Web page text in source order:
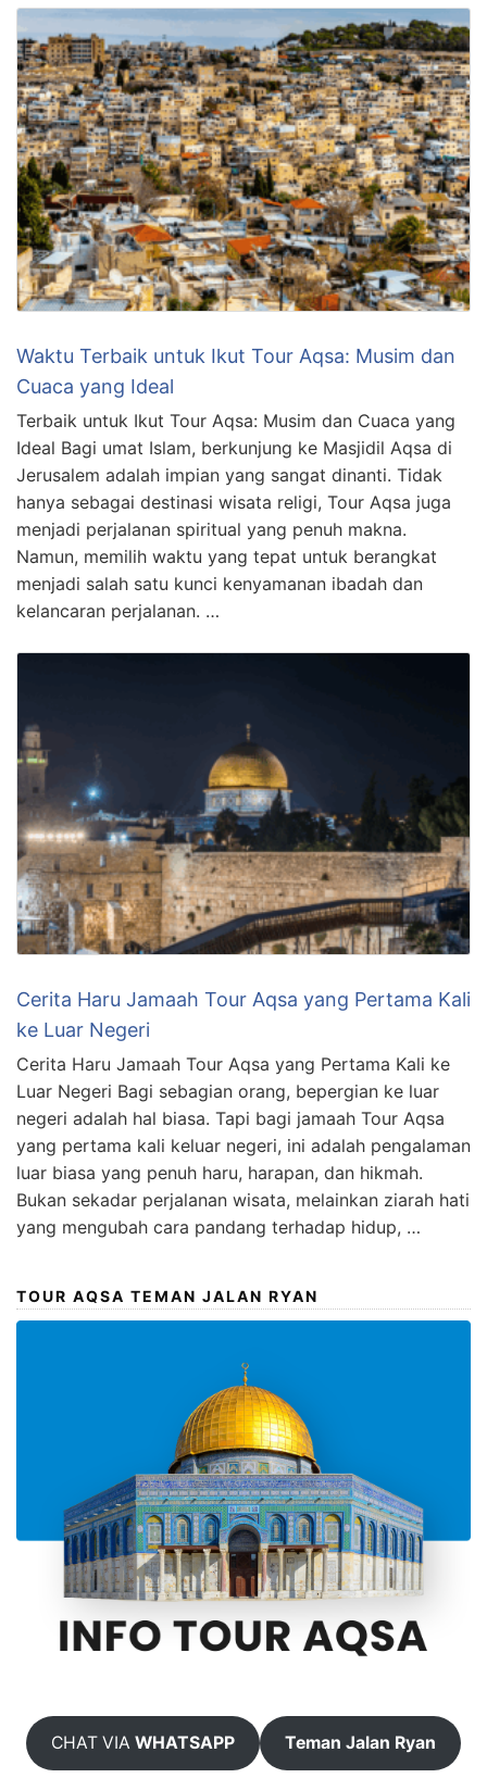
Waktu Terbaik untuk Ikut Tour Aqsa: Musim dan
Cuaca yang Ideal
Terbaik untuk Ikut Tour Aqsa: Musim dan Cuaca yang
Ideal Bagi umat Islam, berkunjung ke Masjidil Aqsa di
Jerusalem adalah impian yang sangat dinanti. Tidak
hanya sebagai destinasi wisata religi, Tour Aqsa juga
menjadi perjalanan spiritual yang penuh makna.
Namun, memilih waktu yang tepat untuk berangkat
menjadi salah satu kunci kenyamanan ibadah dan
kelancaran perjalanan. …
Cerita Haru Jamaah Tour Aqsa yang Pertama Kali
ke Luar Negeri
Cerita Haru Jamaah Tour Aqsa yang Pertama Kali ke
Luar Negeri Bagi sebagian orang, bepergian ke luar
negeri adalah hal biasa. Tapi bagi jamaah Tour Aqsa
yang pertama kali keluar negeri, ini adalah pengalaman
luar biasa yang penuh haru, harapan, dan hikmah.
Bukan sekadar perjalanan wisata, melainkan ziarah hati
yang mengubah cara pandang terhadap hidup, …
TOUR AQSA TEMAN JALAN RYAN
CHAT VIAWHATSAPP Teman Jalan Ryan